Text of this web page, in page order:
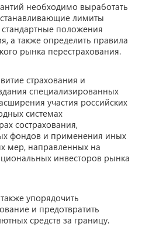
необходимо выработать
лимиты
стандартные положения
а также определить правила
рынка перестрахования.
страхования и
специализированных
участия российских
системах
сострахования,
фондов и применения иных
мер, направленных на
инвесторов рынка
упорядочить
и предотвратить
средств за границу.